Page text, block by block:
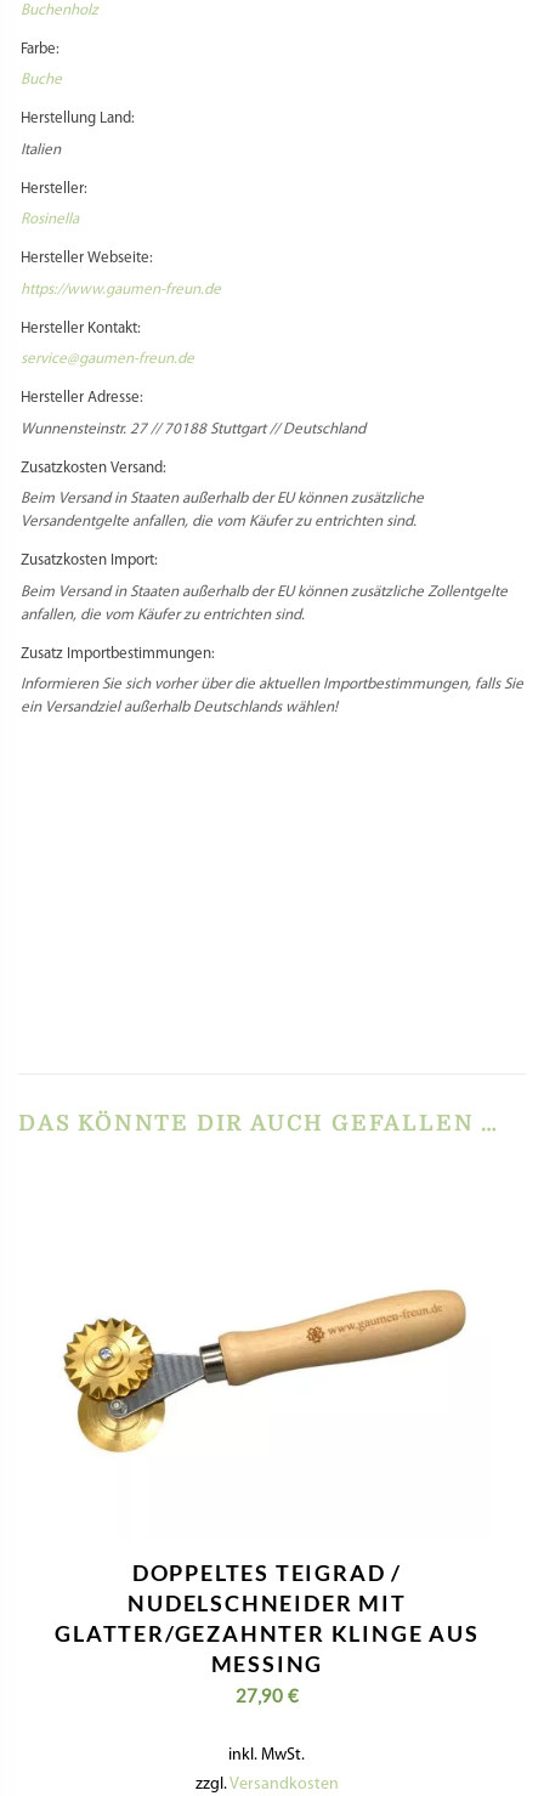
Buchenholz
Farbe:
Buche
Herstellung Land:
Italien
Hersteller:
Rosinella
Hersteller Webseite:
https://www.gaumen-freun.de
Hersteller Kontakt:
service@gaumen-freun.de
Hersteller Adresse:
Wunnensteinstr. 27 // 70188 Stuttgart // Deutschland
Zusatzkosten Versand:
Beim Versand in Staaten außerhalb der EU können zusätzliche
Versandentgelte anfallen, die vom Käufer zu entrichten sind.
Zusatzkosten Import:
Beim Versand in Staaten außerhalb der EU können zusätzliche Zollentgelte
anfallen, die vom Käufer zu entrichten sind.
Zusatz Importbestimmungen:
Informieren Sie sich vorher über die aktuellen Importbestimmungen, falls Sie
ein Versandziel außerhalb Deutschlands wählen!
DAS KÖNNTE DIR AUCH GEFALLEN …
DOPPELTES TEIGRAD /
NUDELSCHNEIDER MIT
GLATTER/GEZAHNTER KLINGE AUS
MESSING
27,90 €
inkl. MwSt.
zzgl.Versandkosten